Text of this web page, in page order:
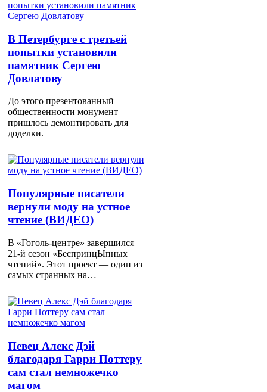
В Петербурге с третьей
попытки установили
памятник Сергею
Довлатову
До этого презентованный
общественности монумент
пришлось демонтировать для
доделки.
Популярные писатели
вернули моду на устное
чтение (ВИДЕО)
В «Гоголь-центре» завершился
21-й сезон «БеспринцЫпных
чтений». Этот проект — один из
самых странных на…
Певец Алекс Дэй
благодаря Гарри Поттеру
сам стал немножечко
магом